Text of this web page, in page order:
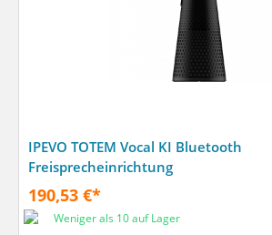
IPEVO TOTEM Vocal KI Bluetooth
Freisprecheinrichtung
190,53 €*
Weniger als 10 auf Lager